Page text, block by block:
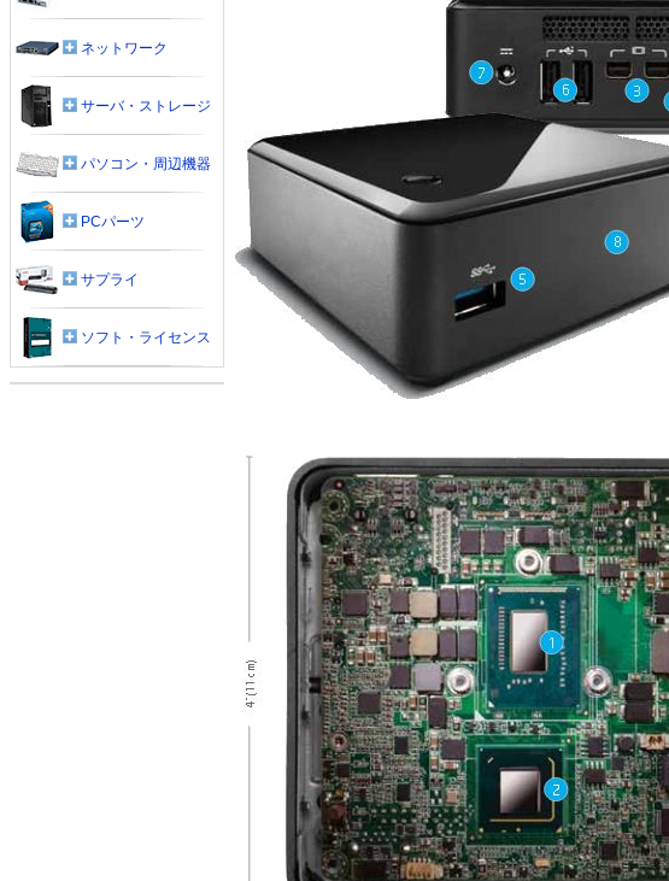
ネットワーク
サーバ・ストレージ
パソコン・周辺機器
PCパーツ
サプライ
ソフト・ライセンス